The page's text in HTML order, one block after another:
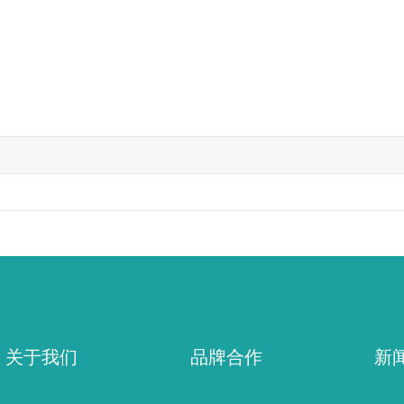
关于我们 品牌合作 新